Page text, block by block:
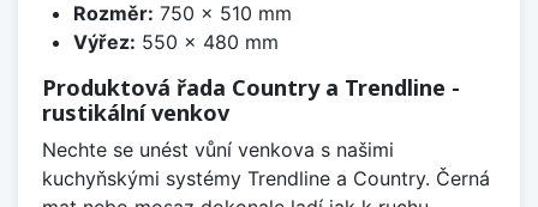
Rozměr: 750 x 510 mm
Výřez: 550 x 480 mm
Produktová řada Country a Trendline -
rustikální venkov
Nechte se unést vůní venkova s našimi
kuchyňskými systémy Trendline a Country. Černá